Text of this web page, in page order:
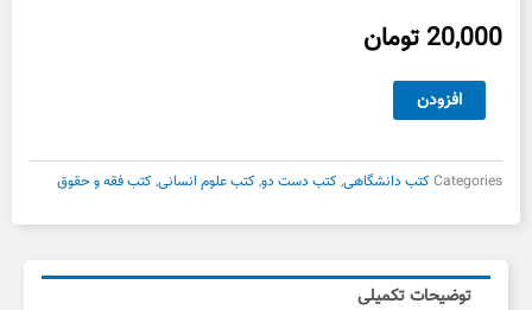
20,000 تومان
مدنی۷
گستر
دست
دوم
افزودن
Categoriesکتب دانشگاهی,کتب دست دو,کتب علوم انسانی,کتب فقه و حقوق
توضیحات تکمیلی